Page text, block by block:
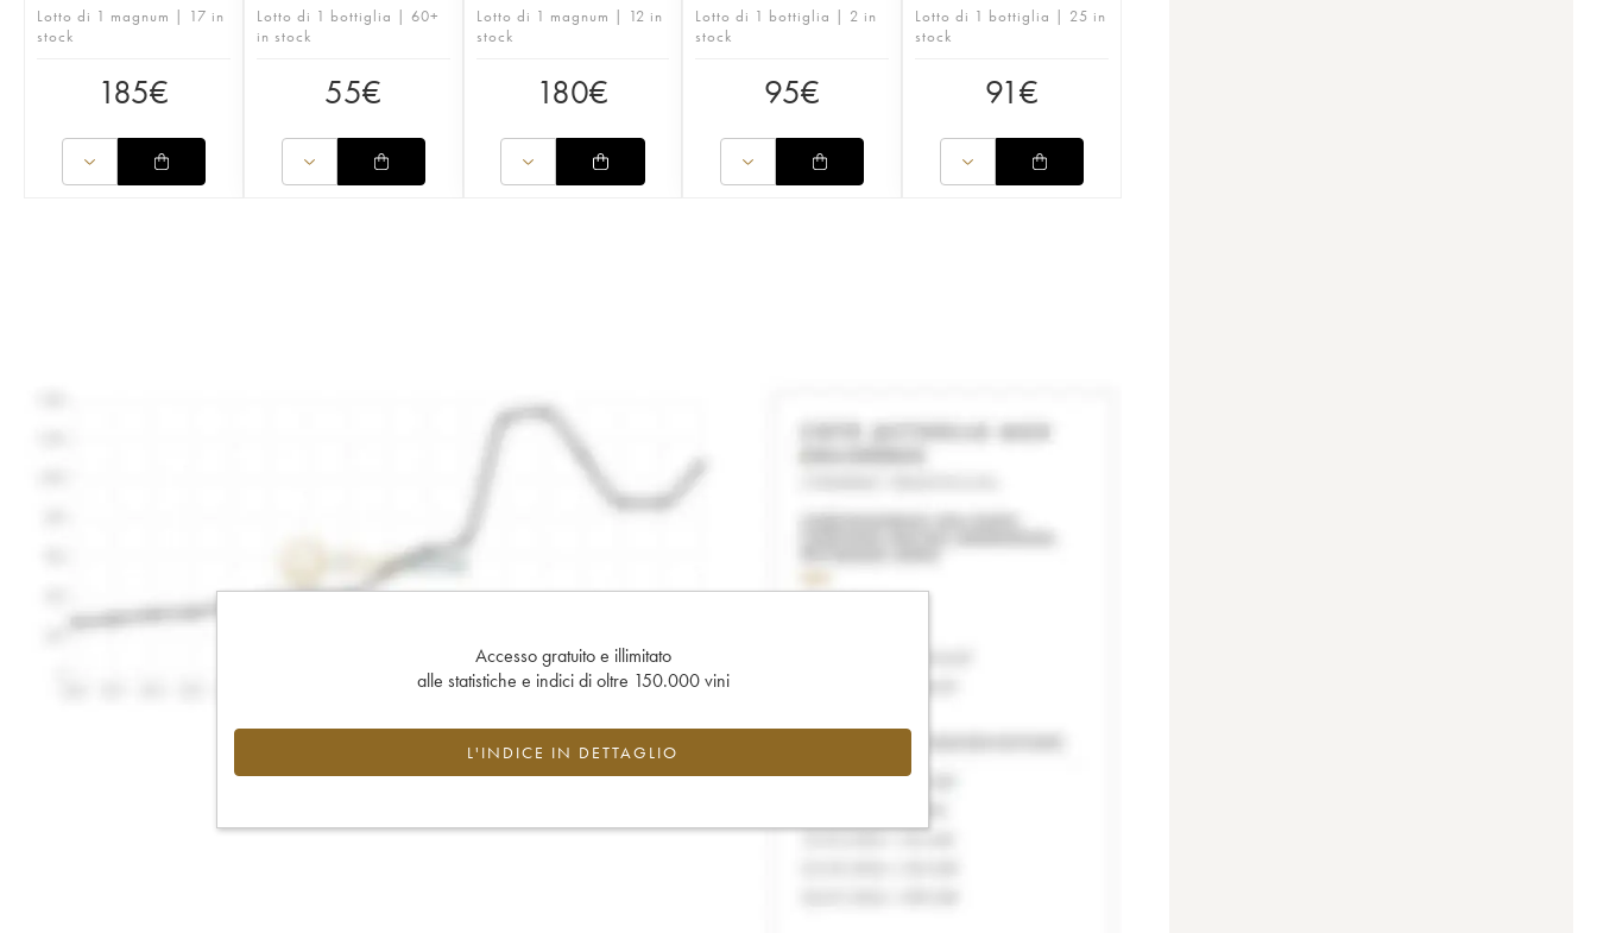
Lotto di 1 magnum | 17 in
stock
185€
Lotto di 1 bottiglia | 60+
in stock
55€
Lotto di 1 magnum | 12 in
stock
180€
Lotto di 1 bottiglia | 2 in
stock
95€
Lotto di 1 bottiglia | 25 in
stock
91€
Accesso gratuito e illimitato
alle statistiche e indici di oltre 150.000 vini
L'INDICE IN DETTAGLIO